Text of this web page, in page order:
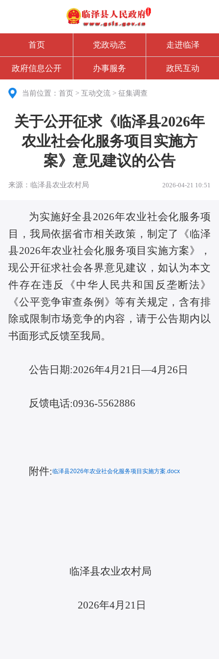
首页 党政动态 走进临泽
政府信息公开 办事服务 政民互动
当前位置：首页 >互动交流 >征集调查
关于公开征求《临泽县2026年
农业社会化服务项目实施方
案》意见建议的公告
来源：临泽县农业农村局 2026-04-21 10:51
为实施好全县2026年农业社会化服务项
目，我局依据省市相关政策，制定了
《临泽
县2026年农业社会化服务项目实施方案》，
现公开征求社会各界意见建议， 如认为本文
件存在违反《中华人民共和国反垄断法》
《公平竞争审查条例》等有关规定，含有排
除或限制市场竞争的内容，请于公告期内 以
书面形式反馈至我局。
公告日期:2026年4月21日—4月26日
反馈电话:0936-5562886
附件:临泽县2026年农业社会化服务项目实施方案.docx
临泽县农业农村局
2026年4月 21 日